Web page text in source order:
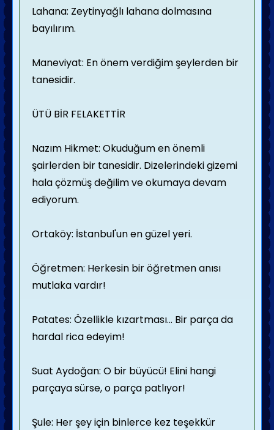
Lahana: Zeytinyağlı lahana dolmasına
bayılırım.
Maneviyat: En önem verdiğim şeylerden bir
tanesidir.
ÜTÜ BİR FELAKETTİR
Nazım Hikmet: Okuduğum en önemli
şairlerden bir tanesidir. Dizelerindeki gizemi
hala çözmüş değilim ve okumaya devam
ediyorum.
Ortaköy: İstanbul'un en güzel yeri.
Öğretmen: Herkesin bir öğretmen anısı
mutlaka vardır!
Patates: Özellikle kızartması... Bir parça da
hardal rica edeyim!
Suat Aydoğan: O bir büyücü! Elini hangi
parçaya sürse, o parça patlıyor!
Şule: Her şey için binlerce kez teşekkür